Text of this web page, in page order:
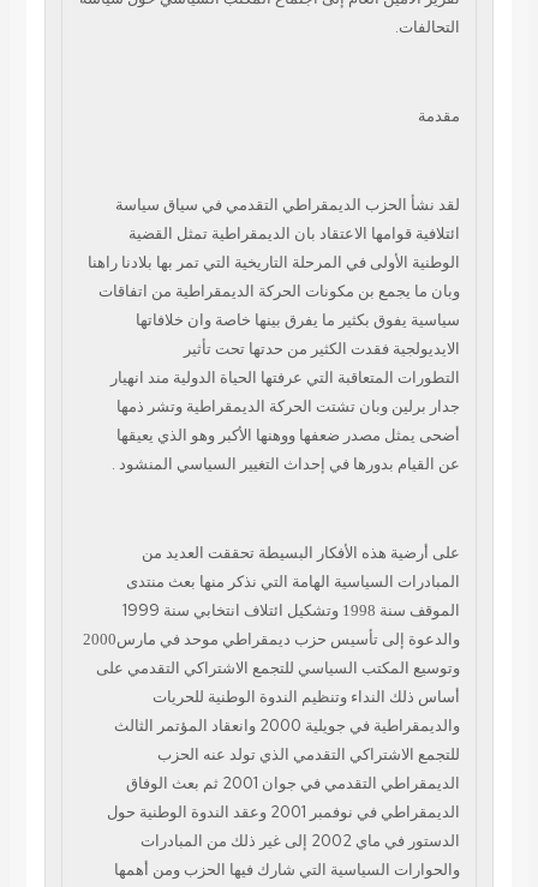
التحالفات.
مقدمة
لقد نشأ الحزب الديمقراطي التقدمي في سياق سياسة
ائتلافية قوامها الاعتقاد بان الديمقراطية تمثل القضية
الوطنية الأولى في المرحلة التاريخية التي تمر بها بلادنا راهنا
وبان ما يجمع بن مكونات الحركة الديمقراطية من اتفاقات
سياسية يفوق بكثير ما يفرق بينها خاصة وان خلافاتها
الايديولجية فقدت الكثير من حدتها تحت تأثير
التطورات المتعاقبة التي عرفتها الحياة الدولية مند انهيار
جدار برلين وبان تشتت الحركة الديمقراطية وتشر ذمها
أضحى يمثل مصدر ضعفها ووهنها الأكبر وهو الذي يعيقها
عن القيام بدورها في إحداث التغيير السياسي المنشود .
على أرضية هذه الأفكار البسيطة تحققت العديد من
المبادرات السياسية الهامة التي نذكر منها بعث منتدى
الموقف سنة 1998
وتشكيل ائتلاف انتخابي سنة 1999
والدعوة إلى تأسيس حزب ديمقراطي موحد في مارس2000
وتوسيع المكتب السياسي للتجمع الاشتراكي التقدمي على
أساس ذلك النداء وتنظيم الندوة الوطنية للحريات
والديمقراطية في جويلية 2000 وانعقاد المؤتمر الثالث
للتجمع الاشتراكي التقدمي الذي تولد عنه الحزب
الديمقراطي التقدمي في جوان 2001 ثم بعث
الوفاق
الديمقراطي في نوفمبر 2001 وعقد الندوة الوطنية حول
الدستور في ماي 2002 إلى
غير ذلك من المبادرات
والحوارات السياسية التي شارك فيها الحزب ومن أهمها